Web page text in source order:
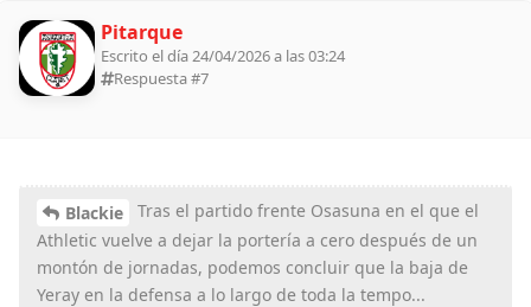
Pitarque
Escrito el día 24/04/2026 a las 03:24
Respuesta #7
Blackie
Tras el partido frente Osasuna en el que el
Athletic vuelve a dejar la portería a cero después de un
montón de jornadas, podemos concluir que la baja de
Yeray en la defensa a lo largo de toda la tempo...